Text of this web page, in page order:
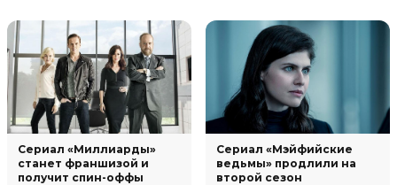
Сериал «Миллиарды»
станет франшизой и
получит спин-оффы
Сериал «Мэйфийские
ведьмы» продлили на
второй сезон